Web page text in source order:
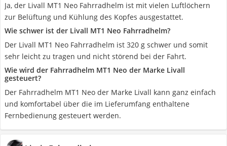
Ja, der Livall MT1 Neo Fahrradhelm ist mit vielen Luftlöchern
zur Belüftung und Kühlung des Kopfes ausgestattet.
Wie schwer ist der Livall MT1 Neo Fahrradhelm?
Der Livall MT1 Neo Fahrradhelm ist 320 g schwer und somit
sehr leicht zu tragen und nicht störend bei der Fahrt.
Wie wird der Fahrradhelm MT1 Neo der Marke Livall
gesteuert?
Der Fahrradhelm MT1 Neo der Marke Livall kann ganz einfach
und komfortabel über die im Lieferumfang enthaltene
Fernbedienung gesteuert werden.